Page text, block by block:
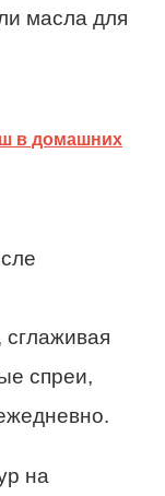
масла для
в домашних
сглаживая
спреи,
на